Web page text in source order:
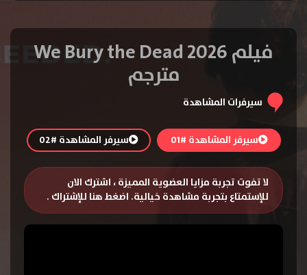
فيلم We Bury the Dead 2026
مترجم
سيرفرات المشاهدة
سيرفر المشاهدة #01 سيرفر المشاهدة #02
لا تفوت تجربة مزايا العضوية المميزة ، اشترك الان
للإستمتاع بتجربة مشاهدة خيالية. اضغط هنا للإشتراك .